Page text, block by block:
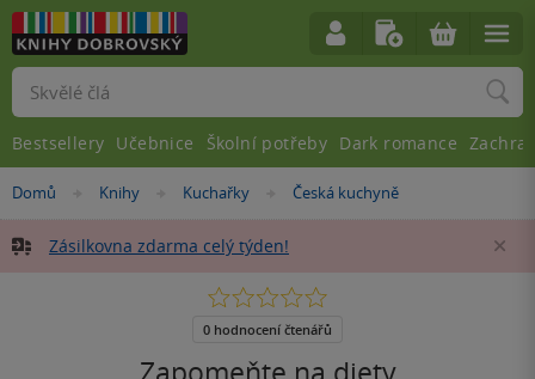
Nacházíte
zde:
Domů »
Knihy »
Kuchařky »
Česká kuchyně
Zásilkovna zdarma celý týden!
0.0
5
0 hodnocení čtenářů
Vyhledávání
Bestsellery Učebnice Školní potřeby Dark romance